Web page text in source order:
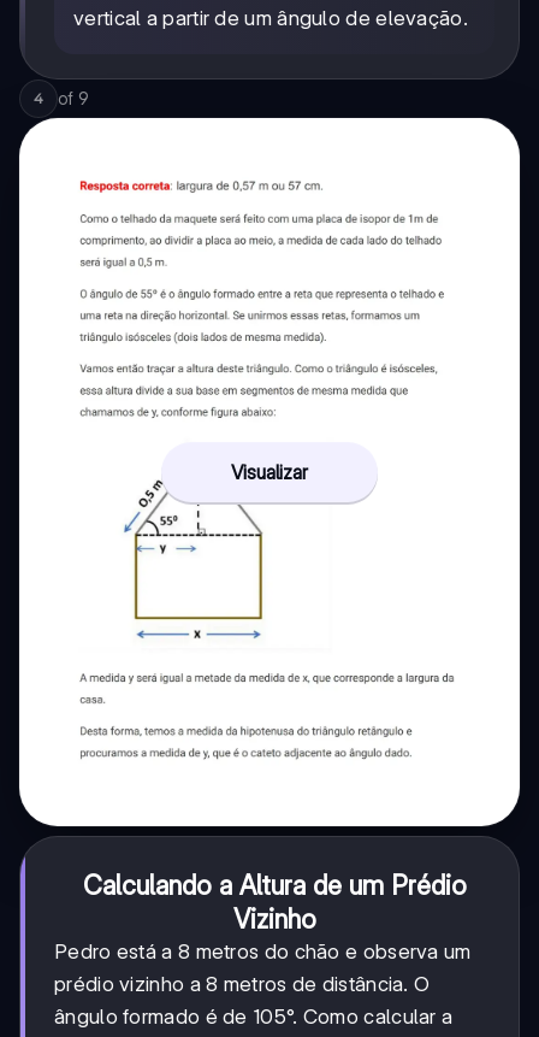
vertical a partir de um ângulo de elevação.
4 of 9
Visualizar
Calculando a Altura de um Prédio
Vizinho
Pedro está a 8 metros do chão e observa um
prédio vizinho a 8 metros de distância. O
ângulo formado é de 105°. Como calcular a